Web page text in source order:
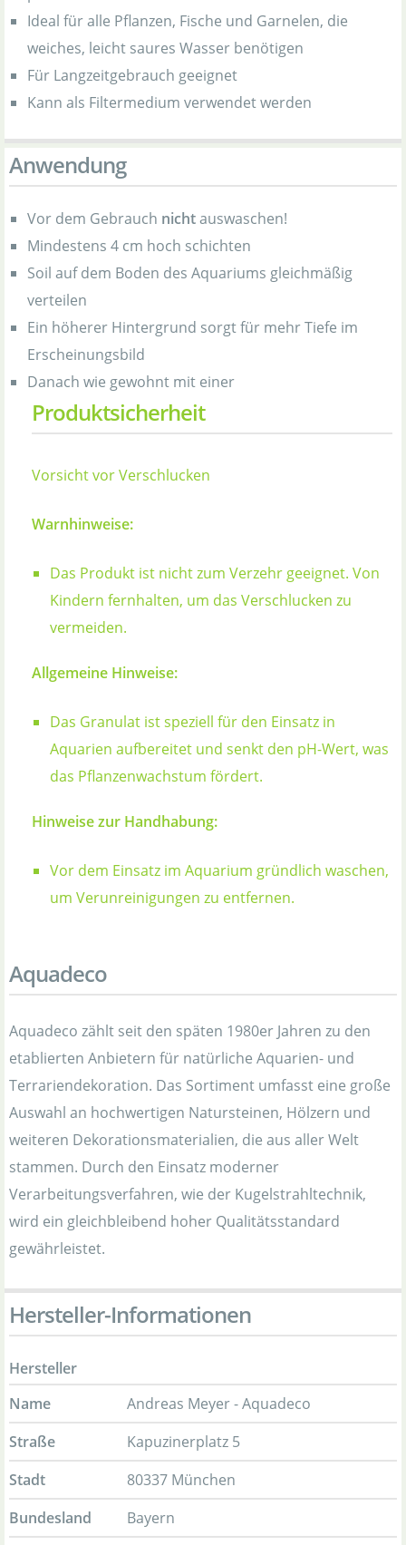
Ideal für alle Pflanzen, Fische und Garnelen, die
weiches, leicht saures Wasser benötigen
Für Langzeitgebrauch geeignet
Kann als Filtermedium verwendet werden
Anwendung
Vor dem Gebrauch nichtauswaschen!
Mindestens 4 cm hoch schichten
Soil auf dem Boden des Aquariums gleichmäßig
verteilen
Ein höherer Hintergrund sorgt für mehr Tiefe im
Erscheinungsbild
Danach wie gewohnt mit einer
Produktsicherheit
Vorsicht vor Verschlucken
Warnhinweise:
Das Produkt ist nicht zum Verzehr geeignet. Von
Kindern fernhalten, um das Verschlucken zu
vermeiden.
Allgemeine Hinweise:
Das Granulat ist speziell für den Einsatz in
Aquarien aufbereitet und senkt den pH-Wert, was
das Pflanzenwachstum fördert.
Hinweise zur Handhabung:
Vor dem Einsatz im Aquarium gründlich waschen,
um Verunreinigungen zu entfernen.
Aquadeco
Aquadeco zählt seit den späten 1980er Jahren zu den
etablierten Anbietern für natürliche Aquarien- und
Terrariendekoration. Das Sortiment umfasst eine große
Auswahl an hochwertigen Natursteinen, Hölzern und
weiteren Dekorationsmaterialien, die aus aller Welt
stammen. Durch den Einsatz moderner
Verarbeitungsverfahren, wie der Kugelstrahltechnik,
wird ein gleichbleibend hoher Qualitätsstandard
gewährleistet.
Hersteller-Informationen
Hersteller
Name
Andreas Meyer - Aquadeco
Straße
Kapuzinerplatz 5
Stadt
80337 München
Bundesland
Bayern